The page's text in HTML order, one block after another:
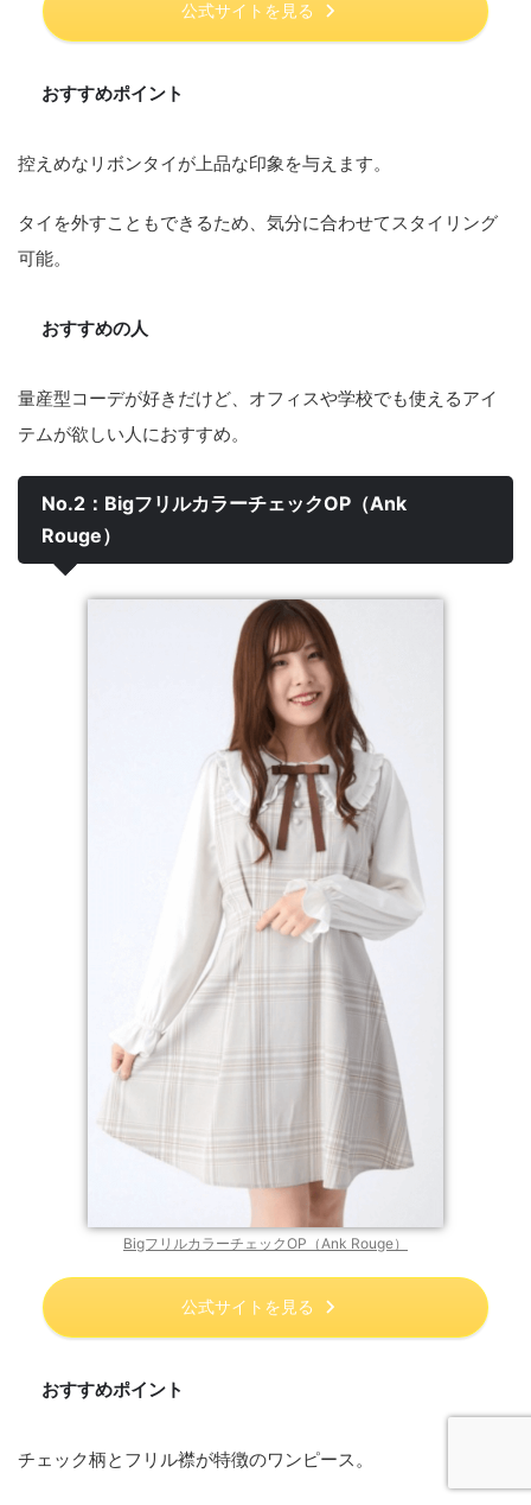
公式サイトを見る
おすすめポイント
控えめなリボンタイが上品な印象を与えます。
タイを外すこともできるため、気分に合わせてスタイリング
可能。
おすすめの人
量産型コーデが好きだけど、オフィスや学校でも使えるアイ
テムが欲しい人におすすめ。
No.2：BigフリルカラーチェックOP（Ank
Rouge）
BigフリルカラーチェックOP（Ank Rouge）
公式サイトを見る
おすすめポイント
チェック柄とフリル襟が特徴のワンピース。